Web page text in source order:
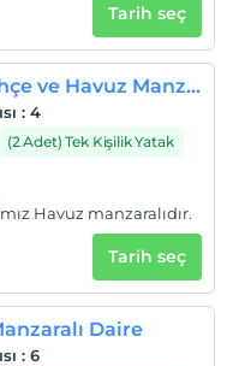
kadar ücretsizdir
kadar ücretsizdir
Tarih seç
2+1 Balkonlu Bahçe ve Havuz Manzaralı Daire
: 4
(2 Adet) Tek Kişilik Yatak
Havuz manzaralıdır.
Tarih seç
Daire
: 6